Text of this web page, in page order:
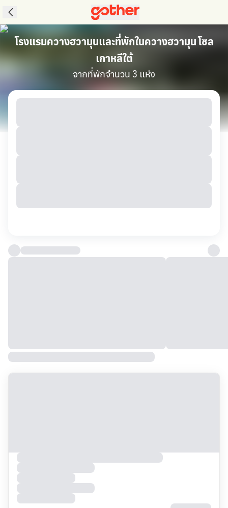
โรงแรมควางฮวามุนและที่พักในควางฮวามุน โซล
เกาหลีใต้
จากที่พักจำนวน 3 แห่ง